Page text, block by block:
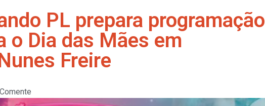
PL prepara programação
o Dia das Mães em
Freire
Comente